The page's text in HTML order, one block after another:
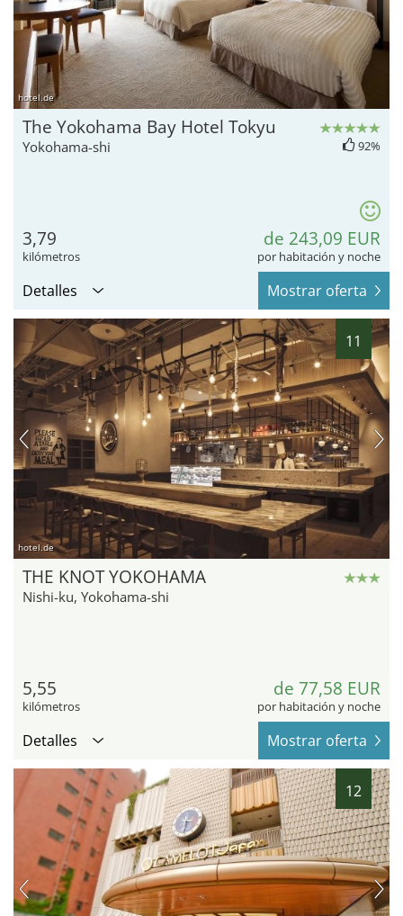
hotel.de
The Yokohama Bay Hotel Tokyu
Yokohama-shi 92%
3,79
kilómetros
de 243,09 EUR
por habitación y noche
Detalles Mostrar oferta
11
hotel.de
THE KNOT YOKOHAMA
Nishi-ku, Yokohama-shi
5,55
kilómetros
de 77,58 EUR
por habitación y noche
Detalles Mostrar oferta
12